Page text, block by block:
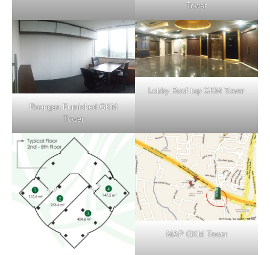
Tower
Ruangan Furnished GKM
Tower
Lobby Roof top GKM Tower
MAP GKM Tower